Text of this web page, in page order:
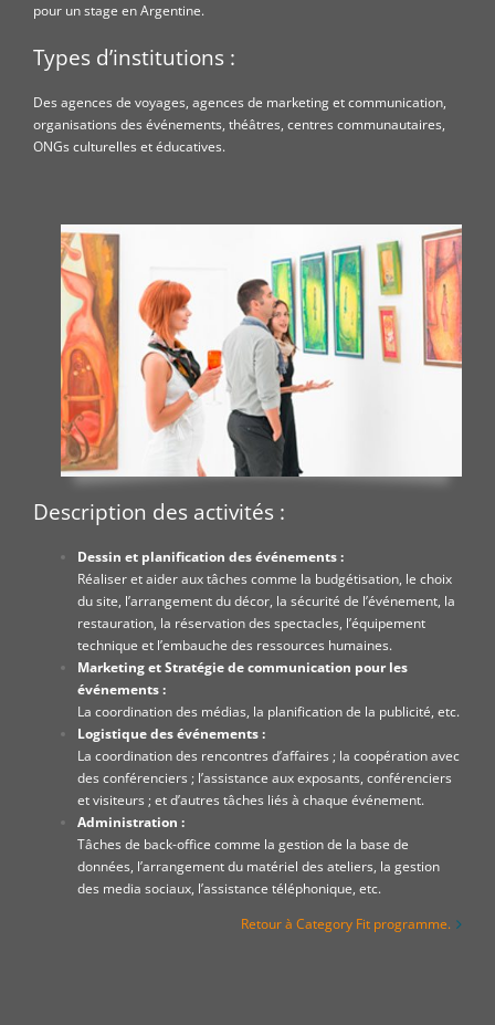
pour un stage en Argentine.
Types d’institutions :
Des agences de voyages, agences de marketing et communication,
organisations des événements, théâtres, centres communautaires,
ONGs culturelles et éducatives.
Description des activités :
Dessin et planification des événements :
Réaliser et aider aux tâches comme la budgétisation, le choix
du site, l’arrangement du décor, la sécurité de l’événement, la
restauration, la réservation des spectacles, l’équipement
technique et l’embauche des ressources humaines.
Marketing et Stratégie de communication pour les
événements :
La coordination des médias, la planification de la publicité, etc.
Logistique des événements :
La coordination des rencontres d’affaires ; la coopération avec
des conférenciers ; l’assistance aux exposants, conférenciers
et visiteurs ; et d’autres tâches liés à chaque événement.
Administration :
Tâches de back-office comme la gestion de la base de
données, l’arrangement du matériel des ateliers, la gestion
des media sociaux, l’assistance téléphonique, etc.
Retour à Category Fit programme.